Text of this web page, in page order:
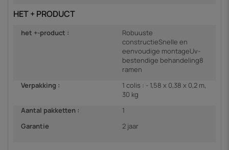
HET + PRODUCT
het +-product :
Robuuste
constructieSnelle en
eenvoudige montageUv-
bestendige behandeling8
ramen
Verpakking :
1 colis : - 1,58 x 0,38 x 0,2 m,
30 kg
Aantal pakketten :
1
Garantie
2 jaar